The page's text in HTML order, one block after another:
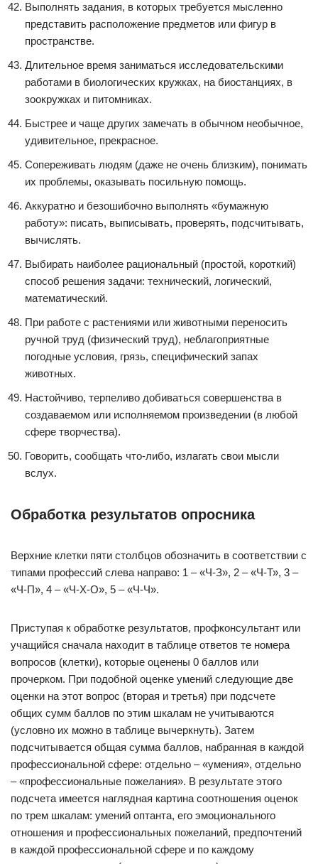
Выполнять задания, в которых требуется мысленно
представить расположение предметов или фигур в
пространстве.
Длительное время заниматься исследовательскими
работами в биологических кружках, на биостанциях, в
зоокружках и питомниках.
Быстрее и чаще других замечать в обычном необычное,
удивительное, прекрасное.
Сопереживать людям (даже не очень близким), понимать
их проблемы, оказывать посильную помощь.
Аккуратно и безошибочно выполнять «бумажную
работу»: писать, выписывать, проверять, подсчитывать,
вычислять.
Выбирать наиболее рациональный (простой, короткий)
способ решения задачи: технический, логический,
математический.
При работе с растениями или животными переносить
ручной труд (физический труд), неблагоприятные
погодные условия, грязь, специфический запах
животных.
Настойчиво, терпеливо добиваться совершенства в
создаваемом или исполняемом произведении (в любой
сфере творчества).
Говорить, сообщать что-либо, излагать свои мысли
вслух.
Обработка результатов опросника
Верхние клетки пяти столбцов обозначить в соответствии с
типами профессий слева направо: 1 – «Ч-З», 2 – «Ч-Т», 3 –
«Ч-П», 4 – «Ч-Х-О», 5 – «Ч-Ч».
Приступая к обработке результатов, профконсультант или
учащийся сначала находит в таблице ответов те номера
вопросов (клетки), которые оценены 0 баллов или
прочерком. При подобной оценке умений следующие две
оценки на этот вопрос (вторая и третья) при подсчете
общих сумм баллов по этим шкалам не учитываются
(условно их можно в таблице вычеркнуть). Затем
подсчитывается общая сумма баллов, набранная в каждой
профессиональной сфере: отдельно – «умения», отдельно
– «профессиональные пожелания». В результате этого
подсчета имеется наглядная картина соотношения оценок
по трем шкалам: умений оптанта, его эмоционального
отношения и профессиональных пожеланий, предпочтений
в каждой профессиональной сфере и по каждому